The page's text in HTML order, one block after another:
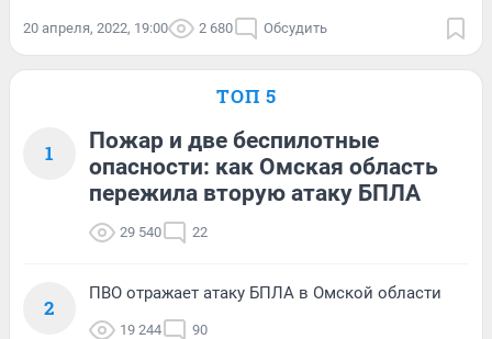
20 апреля, 2022, 19:00 2 680 Обсудить
ТОП 5
1
Пожар и две беспилотные
опасности: как Омская область
пережила вторую атаку БПЛА
29 540 22
2
ПВО отражает атаку БПЛА в Омской области
19 244 90